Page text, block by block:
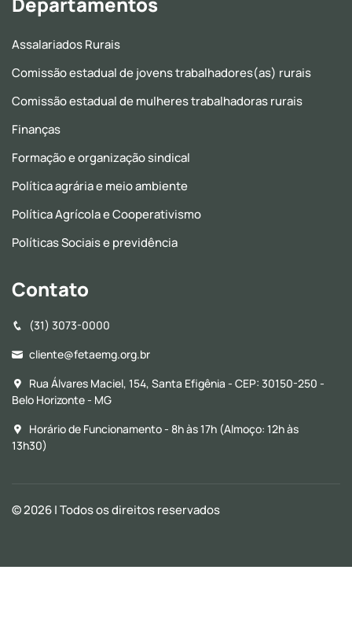
Assalariados Rurais
Comissão estadual de jovens trabalhadores(as) rurais
Comissão estadual de mulheres trabalhadoras rurais
Finanças
Formação e organização sindical
Política agrária e meio ambiente
Política Agrícola e Cooperativismo
Políticas Sociais e previdência
Contato
(31) 3073-0000
cliente@fetaemg.org.br
Rua Álvares Maciel, 154, Santa Efigênia - CEP: 30150-250 -
Belo Horizonte - MG
Horário de Funcionamento - 8h às 17h (Almoço: 12h às
13h30)
© 2026| Todos os direitos reservados